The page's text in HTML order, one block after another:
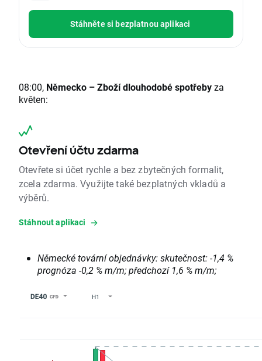
Stáhněte si bezplatnou aplikaci
08:00, Německo –Zboží dlouhodobé spotřebyza
květen:
Otevření účtu zdarma
Otevřete si účet rychle a bez zbytečných formalit,
zcela zdarma. Využijte také bezplatných vkladů a
výběrů.
Stáhnout aplikaci
Německé tovární objednávky: skutečnost: -1,4 %
prognóza -0,2 % m/m; předchozí 1,6 % m/m;